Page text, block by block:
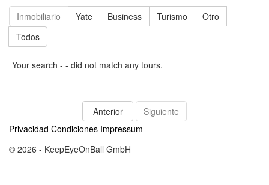
Inmobiliario Yate Business Turismo
Otro
Todos
Your search - - did not match any tours.
Anterior
Siguiente
Privacidad Condiciones Impressum
© 2026 - KeepEyeOnBall GmbH